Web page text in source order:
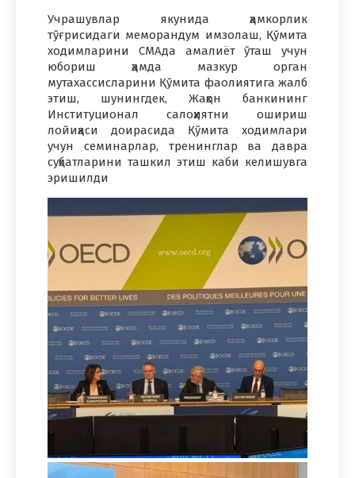
Учрашувлар якунида ҳамкорлик
тўғрисидаги меморандум имзолаш, Қўмита
ходимларини CМАда амалиёт ўташ учун
юбориш ҳамда мазкур орган
мутахассисларини Қўмита фаолиятига жалб
этиш, шунингдек, Жаҳон банкининг
Институционал салоҳиятни ошириш
лойиҳаси доирасида Қўмита ходимлари
учун семинарлар, тренинглар ва давра
суҳбатларини ташкил этиш каби келишувга
эришилди